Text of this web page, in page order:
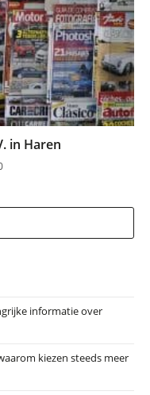
in Haren
op
informatie over
kiezen steeds meer